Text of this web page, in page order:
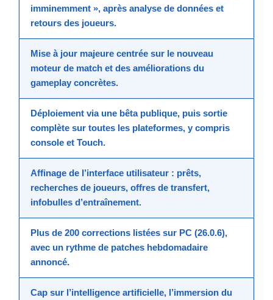
imminemment », après analyse de données et
retours des joueurs.
Mise à jour majeure centrée sur le nouveau
moteur de match et des améliorations du
gameplay concrètes.
Déploiement via une bêta publique, puis sortie
complète sur toutes les plateformes, y compris
console et Touch.
Affinage de l’interface utilisateur : prêts,
recherches de joueurs, offres de transfert,
infobulles d’entraînement.
Plus de 200 corrections listées sur PC (26.0.6),
avec un rythme de patches hebdomadaire
annoncé.
Cap sur l’intelligence artificielle, l’immersion du